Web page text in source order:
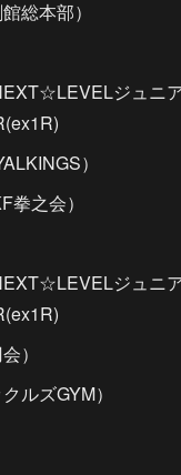
総本部）
ジュニ
）
拳之会）
ジュニ
）
ルズGYM）